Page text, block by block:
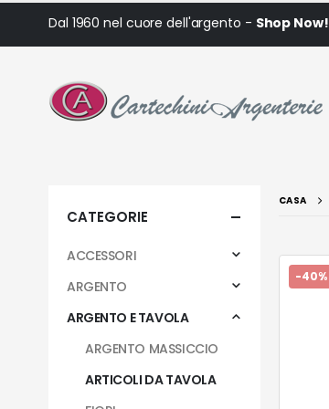
Dal 1960 nel cuore dell'argento - Shop Now!
CASA
-40%
CATEGORIE
ACCESSORI
ARGENTO
ARGENTO E TAVOLA
ARGENTO MASSICCIO
ARTICOLI DA TAVOLA